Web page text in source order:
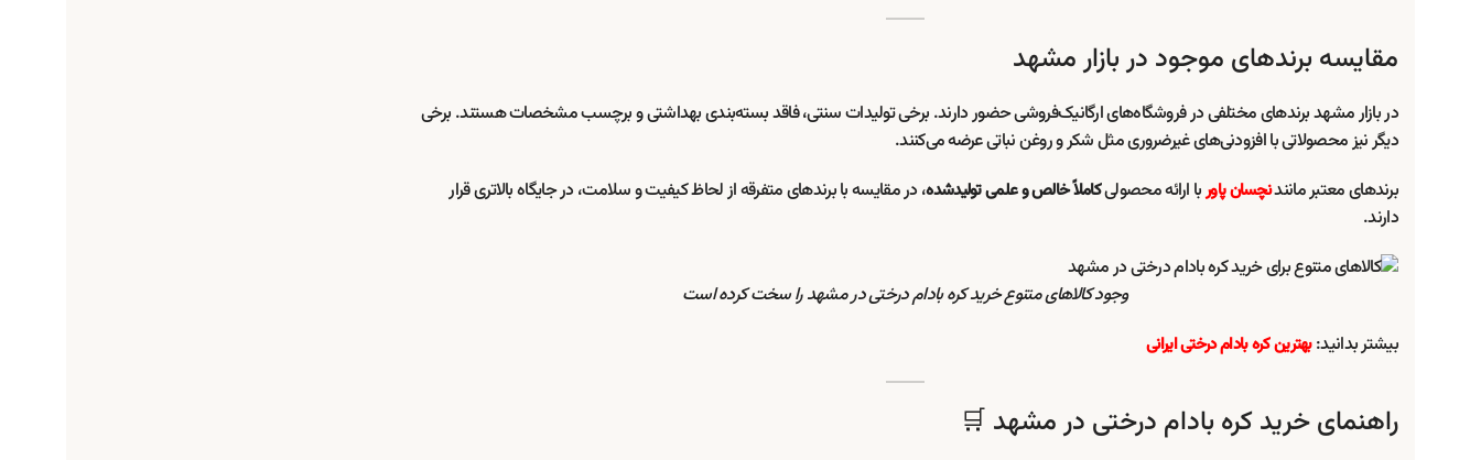
مقایسه برندهای موجود در بازار مشهد
در بازار مشهد برندهای مختلفی در فروشگاه‌های ارگانیک‌فروشی حضور دارند. برخی تولیدات سنتی، فاقد بسته‌بندی بهداشتی و برچسب مشخصات هستند. برخی
دیگر نیز محصولاتی با افزودنی‌های غیرضروری مثل شکر و روغن نباتی عرضه می‌کنند.
برندهای معتبر مانندنچسان پاوربا ارائه محصولیکاملاً خالص و علمی تولیدشده، در مقایسه با برندهای متفرقه از لحاظ کیفیت و سلامت، در جایگاه بالاتری قرار
دارند.
وجود کالاهای متنوع خرید کره بادام درختی در مشهد را سخت کرده است
بیشتر بدانید:بهترین کره بادام درختی ایرانی
راهنمای خرید کره بادام درختی در مشهد 🛒